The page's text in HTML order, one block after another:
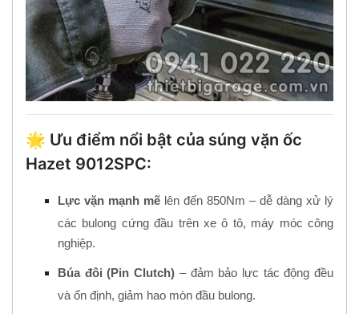
🌟 Ưu điểm nổi bật của súng vặn ốc
Hazet 9012SPC:
Lực vặn mạnh mẽ lên đến 850Nm – dễ dàng xử lý
các bulong cứng đầu trên xe ô tô, máy móc công
nghiệp.
Búa đôi (Pin Clutch) – đảm bảo lực tác động đều
và ổn định, giảm hao mòn đầu bulong.